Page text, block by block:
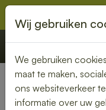
€ 0,00
Nederland» Oh
Wij gebruiken
We gebruiken
maat te maken,
ons websiteverkeer
informatie over uw